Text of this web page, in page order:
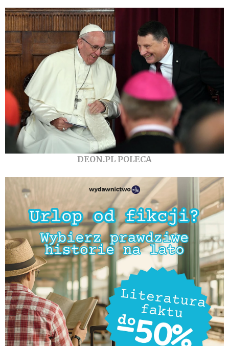
DEON.PL POLECA